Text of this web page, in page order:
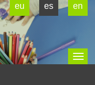
eu es en